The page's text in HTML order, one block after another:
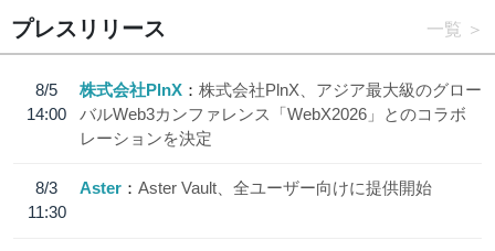
プレスリリース 一覧
8/5
14:00
株式会社PlnX
株式会社PlnX、アジア最大級のグロー
バルWeb3カンファレンス「WebX2026」とのコラボ
レーションを決定
8/3
11:30
Aster Aster Vault、全ユーザー向けに提供開始